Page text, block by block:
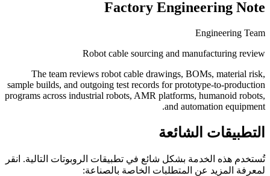
Factory Engineering Note
Engineering Team
Robot cable sourcing and manufacturing review
The team reviews robot cable drawings, BOMs, material risk,
sample builds, and outgoing test records for prototype-to-production
programs across industrial robots, AMR platforms, humanoid robots,
and automation equipment.
التطبيقات الشائعة
تُستخدم هذه الخدمة بشكل شائع في تطبيقات الروبوتات التالية. انقر
لمعرفة المزيد عن المتطلبات الخاصة بالصناعة: